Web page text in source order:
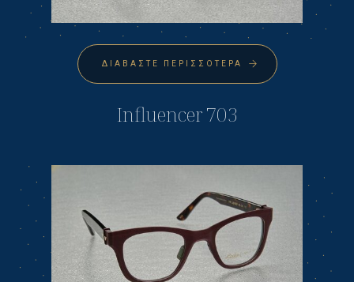
ΔΙΑΒΆΣΤΕ ΠΕΡΙΣΣΌΤΕΡΑ
Influencer 703